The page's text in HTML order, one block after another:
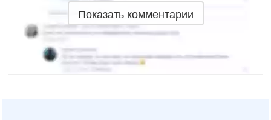
Показать комментарии